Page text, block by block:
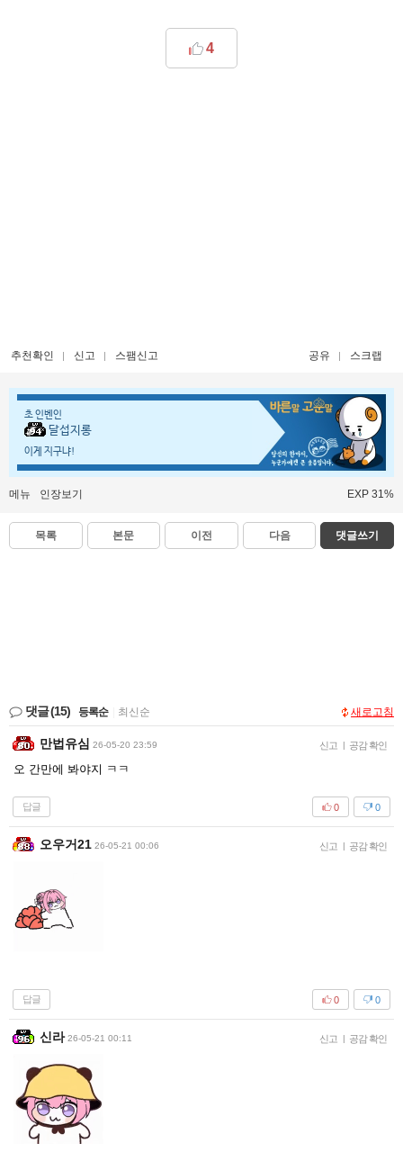
4
추천확인 신고 스팸신고 공유 스크랩
초 인벤인
달섭지롱
이게 지구냐!
메뉴 인장보기 EXP 31%
목록 본문 이전 다음 댓글쓰기
댓글(15) 등록순 최신순 새로고침
만법유심 26-05-20 23:59 신고 | 공감 확인
오 간만에 봐야지 ㅋㅋ
답글 0
0
오우거21 26-05-21 00:06 신고 | 공감 확인
답글 0
0
신라 26-05-21 00:11 신고 | 공감 확인